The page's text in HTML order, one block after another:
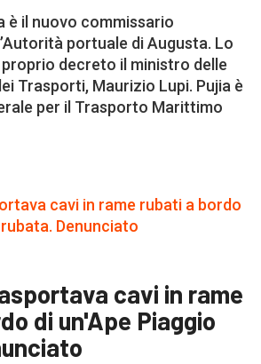
è il nuovo commissario
portuale di Augusta. Lo
decreto il ministro delle
Trasporti, Maurizio Lupi. Pujia è
per il Trasporto Marittimo
cavi in rame
di un'Ape Piaggio